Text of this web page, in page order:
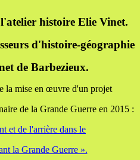
histoire Elie Vinet.
d'histoire-géographie
de Barbezieux.
la mise en œuvre d'un projet
de la Grande Guerre en 2015 :
et de l'arrière dans le
la Grande Guerre ».